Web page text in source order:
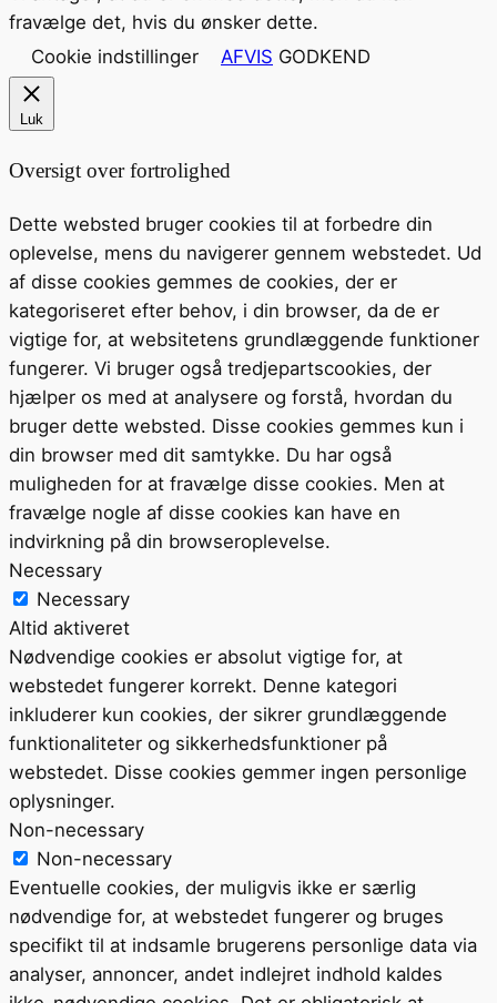
fravælge det, hvis du ønsker dette.
Cookie indstillinger
AFVIS GODKEND
Luk
Oversigt over fortrolighed
Dette websted bruger cookies til at forbedre din
oplevelse, mens du navigerer gennem webstedet. Ud
af disse cookies gemmes de cookies, der er
kategoriseret efter behov, i din browser, da de er
vigtige for, at websitetens grundlæggende funktioner
fungerer. Vi bruger også tredjepartscookies, der
hjælper os med at analysere og forstå, hvordan du
bruger dette websted. Disse cookies gemmes kun i
din browser med dit samtykke. Du har også
muligheden for at fravælge disse cookies. Men at
fravælge nogle af disse cookies kan have en
indvirkning på din browseroplevelse.
Necessary
Necessary
Altid aktiveret
Nødvendige cookies er absolut vigtige for, at
webstedet fungerer korrekt. Denne kategori
inkluderer kun cookies, der sikrer grundlæggende
funktionaliteter og sikkerhedsfunktioner på
webstedet. Disse cookies gemmer ingen personlige
oplysninger.
Non-necessary
Non-necessary
Eventuelle cookies, der muligvis ikke er særlig
nødvendige for, at webstedet fungerer og bruges
specifikt til at indsamle brugerens personlige data via
analyser, annoncer, andet indlejret indhold kaldes